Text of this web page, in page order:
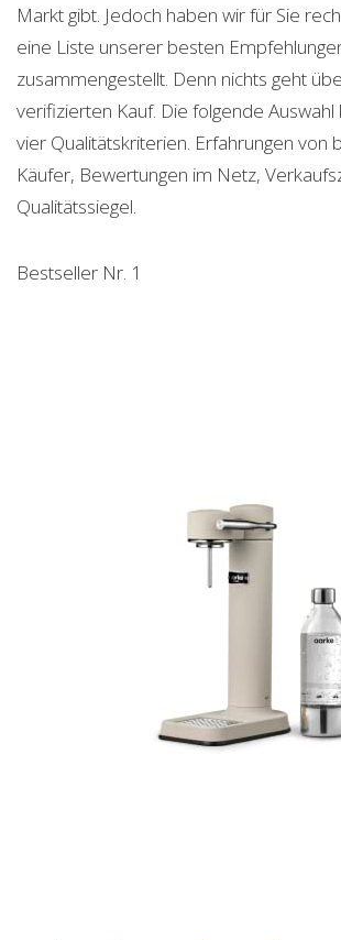
Markt gibt. Jedoch haben wir für Sie
eine Liste unserer besten
zusammengestellt. Denn nichts geht
verifizierten Kauf. Die folgende Auswahl
vier Qualitätskriterien. Erfahrungen von
Käufer, Bewertungen im Netz,
Qualitätssiegel.
Bestseller Nr. 1